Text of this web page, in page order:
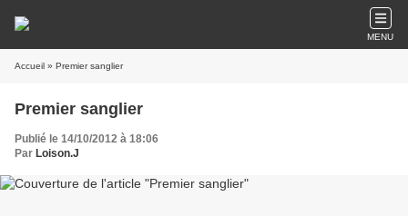
MENU
Accueil » Premier sanglier
Premier sanglier
Publié le 14/10/2012 à 18:06
Par Loison.J